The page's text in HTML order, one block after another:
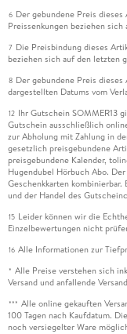
6 Der gebundene Preis
Preissenkungen beziehen
7 Die Preisbindung dieses
beziehen sich auf den letzten
8 Der gebundene Preis
dargestellten Datums vom
12 Ihr Gutschein SOMMER13
Gutschein ausschließlich
zur Abholung mit Zahlung in
gesetzlich preisgebundene
preisgebundene Kalender,
Hugendubel Hörbuch Abo.
Geschenkkarten
und der Handel des
15 Leider können wir die
Einzelbewertungen nicht
16 Alle Informationen zur
* Alle Preise verstehen sich
Versand und anfallende
*** Alle online gekauften
100 Tagen nach Kaufdatum.
noch versiegelter Ware